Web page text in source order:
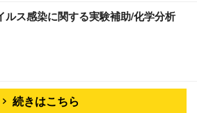
ルス感染に関する実験補助/化学分析
続きはこちら